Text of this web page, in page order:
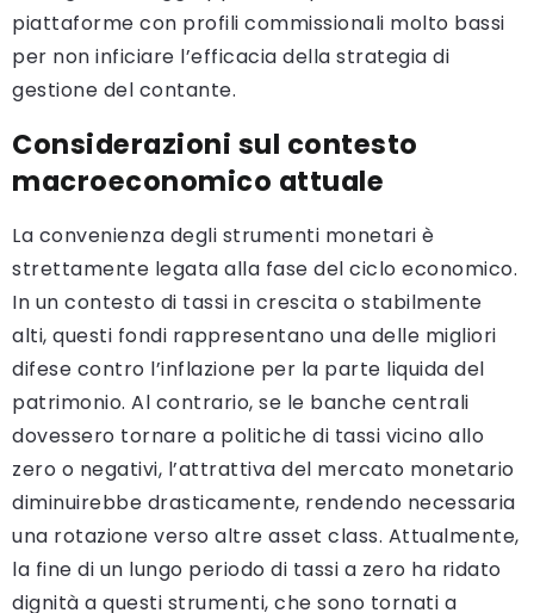
piattaforme con profili commissionali molto bassi
per non inficiare l’efficacia della strategia di
gestione del contante.
Considerazioni sul contesto
macroeconomico attuale
La convenienza degli strumenti monetari è
strettamente legata alla fase del ciclo economico.
In un contesto di tassi in crescita o stabilmente
alti, questi fondi rappresentano una delle migliori
difese contro l’inflazione per la parte liquida del
patrimonio. Al contrario, se le banche centrali
dovessero tornare a politiche di tassi vicino allo
zero o negativi, l’attrattiva del mercato monetario
diminuirebbe drasticamente, rendendo necessaria
una rotazione verso altre asset class. Attualmente,
la fine di un lungo periodo di tassi a zero ha ridato
dignità a questi strumenti, che sono tornati a